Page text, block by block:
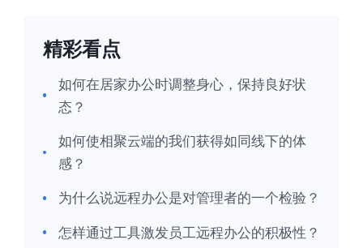
精彩看点
如何在居家办公时调整身心，保持良好状
态？
如何使相聚云端的我们获得如同线下的体
感？
为什么说远程办公是对管理者的一个检验？
怎样通过工具激发员工远程办公的积极性？